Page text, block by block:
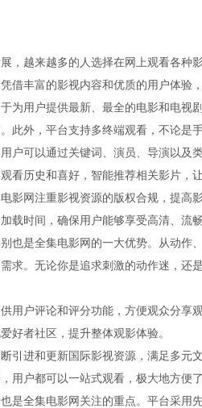
，越来越多的人选择在网上观看各种
借丰富的影视内容和优质的用户体验
为用户提供最新、最全的电影和电视
此外，平台支持多终端观看，不论是
户可以通过关键词、演员、导演以及
看历史和喜好，智能推荐相关影片，
影网注重影视资源的版权合规，提高
载时间，确保用户能够享受高清、流
也是全集电影网的一大优势。从动作
求。无论你是追求刺激的动作迷，还
用户评论和评分功能，方便观众分享
好者社区，提升整体观影体验。
引进和更新国际影视资源，满足多元
用户都可以一站式观看，极大地方便
是全集电影网关注的重点。平台采用